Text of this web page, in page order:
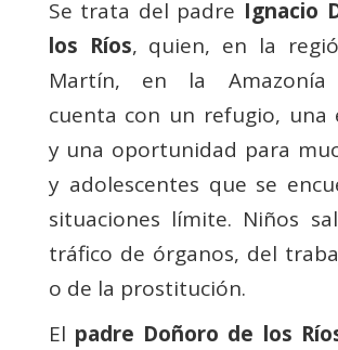
Se trata del padre Ignacio
los Ríos, quien, en la
Martín, en la Amazonía
cuenta con un refugio, una
y una oportunidad para
y adolescentes que se
situaciones límite. Niños
tráfico de órganos, del
o de la prostitución.
El padre Doñoro de los